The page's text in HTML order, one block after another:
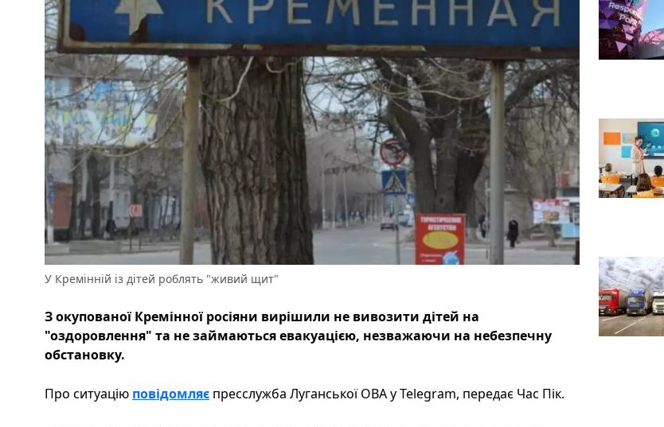
У Кремінній із дітей роблять "живий щит"
З окупованої Кремінної росіяни вирішили не вивозити дітей на
"оздоровлення" та не займаються евакуацією, незважаючи на небезпечну
обстановку.
Про ситуацію повідомляє пресслужба Луганської ОВА у Telegram, передає Час Пік.